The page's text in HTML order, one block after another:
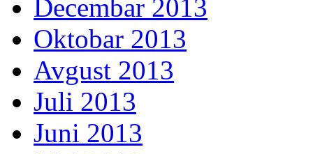
Decembar 2013
Oktobar 2013
Avgust 2013
Juli 2013
Juni 2013